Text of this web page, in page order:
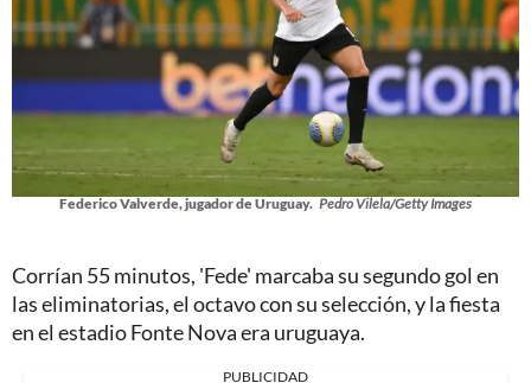
Federico Valverde, jugador de Uruguay. Pedro Vilela/Getty Images
Corrían 55 minutos, 'Fede' marcaba su segundo gol en
las eliminatorias, el octavo con su selección, y la fiesta
en el estadio Fonte Nova era uruguaya.
PUBLICIDAD